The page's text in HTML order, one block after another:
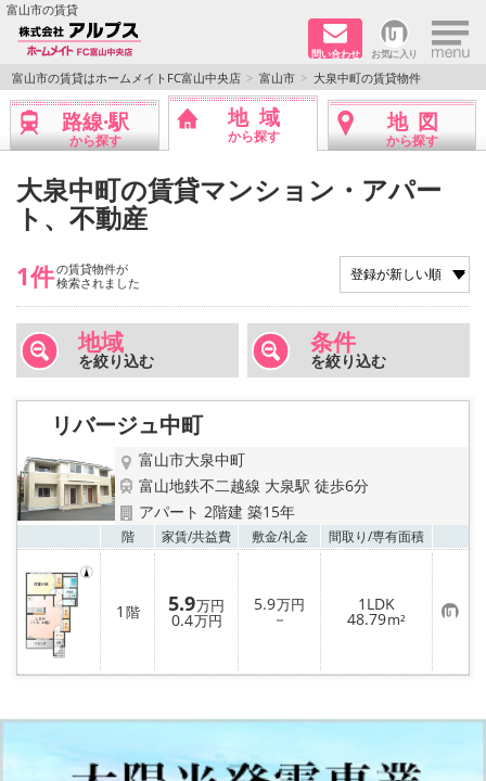
富山市の賃貸
問い合わせ お気に入り ×
TOPページ
ペット同居はご相談ください
路線·駅から探す
地域から探す
地図から探す
店舗情報·アクセス
メールでお問い合わせ
富山市の賃貸はホームメイトFC富山中央店 富山市 大泉中町の賃貸物件
路線·駅
から探す
地域
から探す
地図
から探す
大泉中町の賃貸マンション・アパー
ト、不動産
1件の賃貸物件が
検索されました
地域
を絞り込む
条件
を絞り込む
リバージュ中町
富山市大泉中町
富山地鉄不二越線 大泉駅 徒歩6分
アパート 2階建 築15年
階 家賃/共益費 敷金/礼金 間取り/専有面積
1 階 5.9万円
0.4万円
5.9万円
－
1LDK
48.79m² お
気
に
入
り